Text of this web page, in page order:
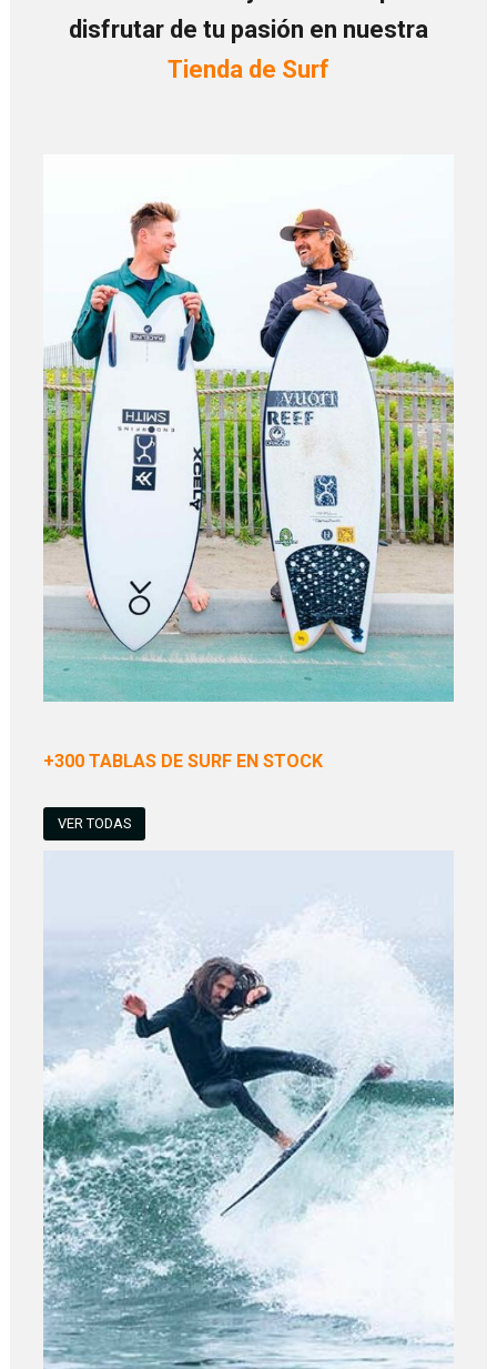
disfrutar de tu pasión en nuestra
Tienda de Surf
+300 TABLAS DE SURF EN STOCK
VER TODAS